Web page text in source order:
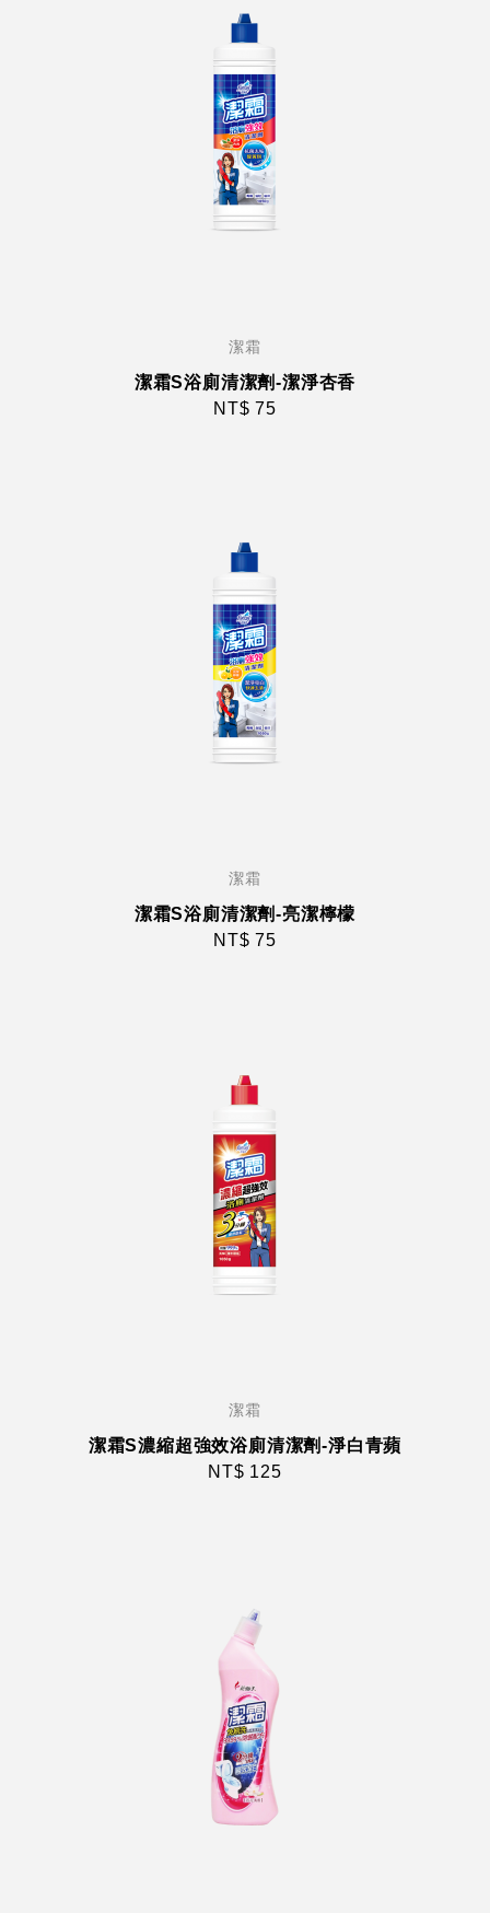
潔霜
潔霜S浴廁清潔劑-潔淨杏香
NT$ 75
潔霜
潔霜S浴廁清潔劑-亮潔檸檬
NT$ 75
潔霜
潔霜S濃縮超強效浴廁清潔劑-淨白青蘋
NT$ 125